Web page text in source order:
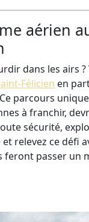
aérien
dans les airs
Félicien en
parcours
à franchir,
sécurité,
relevez ce défi
feront passer un